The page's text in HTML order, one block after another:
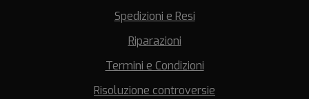
Spedizioni e Resi
Riparazioni
Termini e Condizioni
Risoluzione controversie